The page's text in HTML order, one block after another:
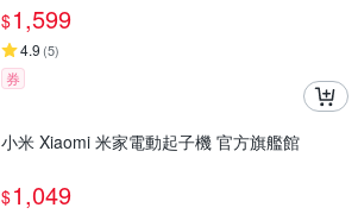
$1,599
4.9 (5)
券
小米 Xiaomi 米家電動起子機 官方旗艦館
$1,049